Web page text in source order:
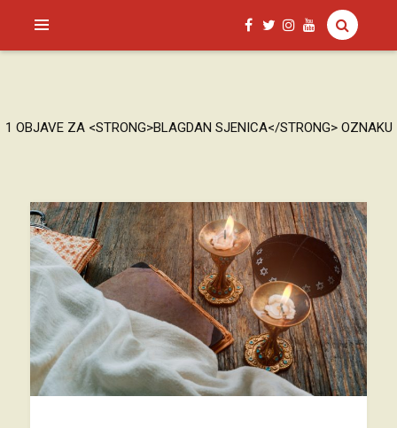
SAGUD.XYZ
1 OBJAVE ZA <STRONG>BLAGDAN SJENICA</STRONG> OZNAKU